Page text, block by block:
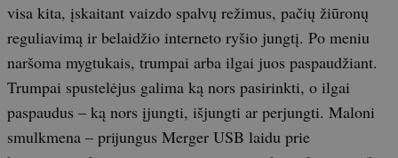
visa kita, įskaitant vaizdo spalvų režimus, pačių žiūronų
reguliavimą ir belaidžio interneto ryšio jungtį. Po meniu
naršoma mygtukais, trumpai arba ilgai juos paspaudžiant.
Trumpai spustelėjus galima ką nors pasirinkti, o ilgai
paspaudus – ką nors įjungti, išjungti ar perjungti. Maloni
smulkmena – prijungus Merger USB laidu prie